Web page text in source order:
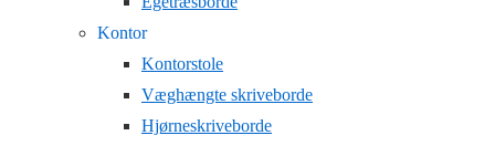
Kontor
Kontorstole
Væghængte skriveborde
Hjørneskriveborde